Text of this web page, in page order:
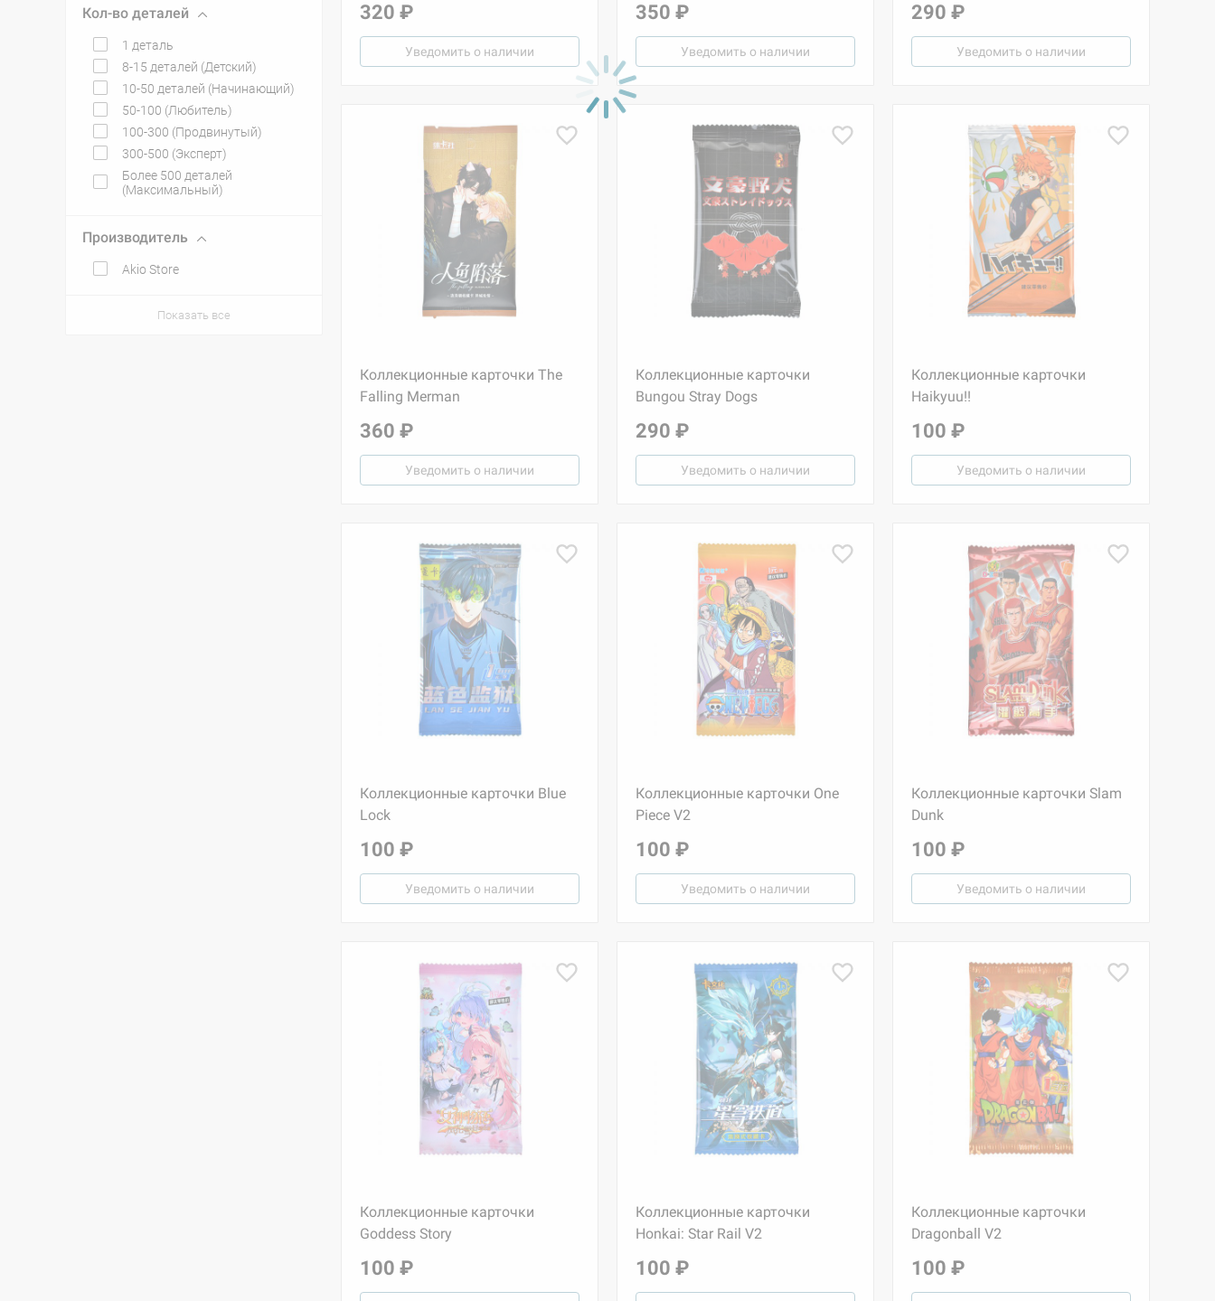
Кол-во деталей
1 деталь
8-15 деталей (Детский)
10-50 деталей (Начинающий)
50-100 (Любитель)
100-300 (Продвинутый)
300-500 (Эксперт)
Более 500 деталей
(Максимальный)
Производитель
Akio Store
Показать все
320 ₽
Уведомить о наличии
350 ₽
Уведомить о наличии
290 ₽
Уведомить о наличии
Коллекционные карточки The
Falling Merman
360 ₽
Уведомить о наличии
Коллекционные карточки
Bungou Stray Dogs
290 ₽
Уведомить о наличии
Коллекционные карточки
Haikyuu!!
100 ₽
Уведомить о наличии
Коллекционные карточки Blue
Lock
100 ₽
Уведомить о наличии
Коллекционные карточки One
Piece V2
100 ₽
Уведомить о наличии
Коллекционные карточки Slam
Dunk
100 ₽
Уведомить о наличии
Коллекционные карточки
Goddess Story
100 ₽
Коллекционные карточки
Honkai: Star Rail V2
100 ₽
Коллекционные карточки
Dragonball V2
100 ₽